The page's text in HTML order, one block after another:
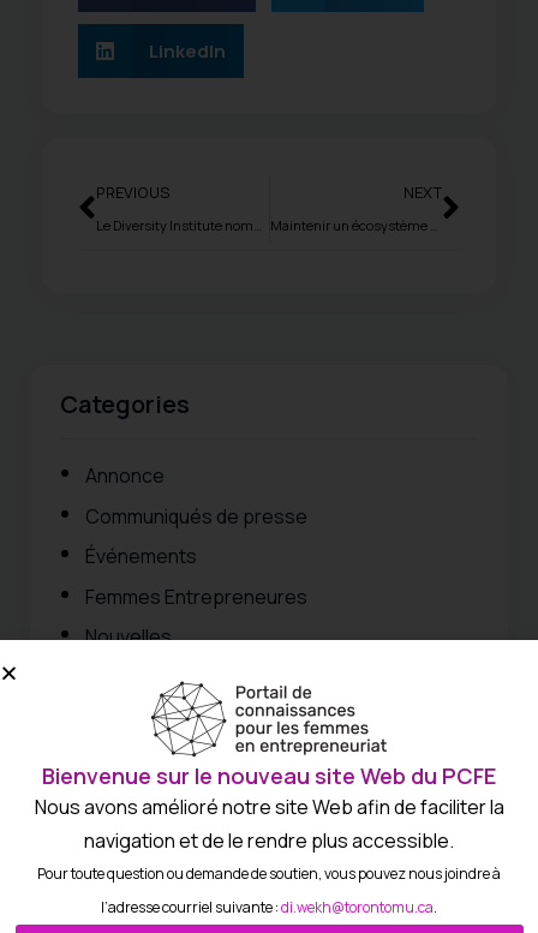
LinkedIn
PREVIOUS
Le Diversity Institute nomme Ulrike Bahr-Gedalia
NEXT
Maintenir un écosystème solide pour les femmes entrepreneures en Alberta
Categories
Annonce
Communiqués de presse
Événements
Femmes Entrepreneures
Nouvelles
Pas de catégorie attribuée
Podcast
Recherches
Ressources
Webinaire
Bienvenue sur le nouveau site Web du PCFE
Nous avons amélioré notre site Web afin de faciliter la
navigation et de le rendre plus accessible.
Pour toute question ou demande de soutien, vous pouvez nous joindre à
l’adresse courriel suivante :di.wekh@torontomu.ca.